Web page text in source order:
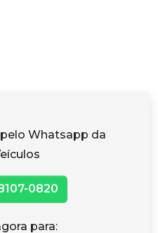
Whatsapp da
0820
para: